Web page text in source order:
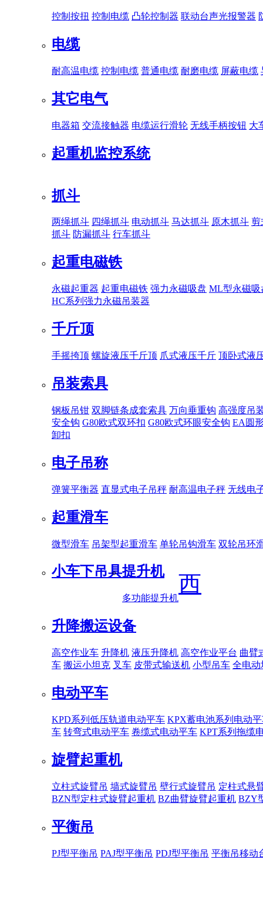
控制按扭 控制电缆 凸轮控制器 联动台声光报警器
电缆
耐高温电缆 控制电缆 普通电缆 耐磨电缆 屏蔽电缆
其它电气
电器箱 交流接触器 电缆运行滑轮 无线手柄按钮 大
起重机监控系统
抓斗
两绳抓斗 四绳抓斗 电动抓斗 马达抓斗 原木抓斗 剪
抓斗 防漏抓斗 行车抓斗
起重电磁铁
永磁起重器 起重电磁铁 强力永磁吸盘 ML型永磁吸
HC系列强力永磁吊装器
千斤顶
手摇挎顶 螺旋液压千斤顶 爪式液压千斤 顶卧式液
吊装索具
钢板吊钳 双脚链条成套索具 万向垂重钩 高强度吊
安全钩 G80欧式双环扣 G80欧式环眼安全钩 EA圆
卸扣
电子吊称
弹簧平衡器 直显式电子吊秤 耐高温电子秤 无线电
起重滑车
微型滑车 吊架型起重滑车 单轮吊钩滑车 双轮吊环
小车下吊具提升机
多功能提升机
升降搬运设备
高空作业车 升降机 液压升降机 高空作业平台 曲臂
车 搬运小坦克 叉车 皮带式输送机 小型吊车 全电动
电动平车
KPD系列低压轨道电动平车 KPX蓄电池系列电动
车 转弯式电动平车 卷缆式电动平车 KPT系列拖缆
旋臂起重机
立柱式旋臂吊 墙式旋臂吊 壁行式旋臂吊 定柱式悬
BZN型定柱式旋臂起重机 BZ曲臂旋臂起重机 BZY
平衡吊
PJ型平衡吊 PAJ型平衡吊 PDJ型平衡吊 平衡吊移动
西